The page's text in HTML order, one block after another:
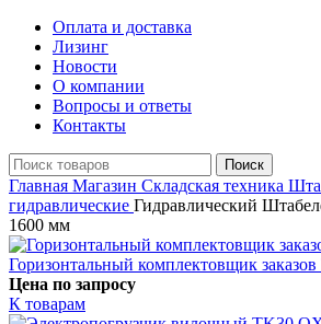
Оплата и доставка
Лизинг
Новости
О компании
Вопросы и ответы
Контакты
Поиск
Главная Магазин Складская техника
гидравлические Гидравлический
1600 мм
Горизонтальный комплектовщик
Цена по запросу
К товарам